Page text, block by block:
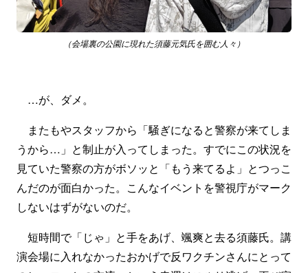
（会場裏の公園に現れた須藤元気氏を囲む人々）
…が、ダメ。
またもやスタッフから「騒ぎになると警察が来てしま
うから…」と制止が入ってしまった。すでにこの状況を
見ていた警察の方がボソッと「もう来てるよ」とつっこ
んだのが面白かった。こんなイベントを警視庁がマーク
しないはずがないのだ。
短時間で「じゃ」と手をあげ、颯爽と去る須藤氏。講
演会場に入れなかったおかげで反ワクチンさんにとって